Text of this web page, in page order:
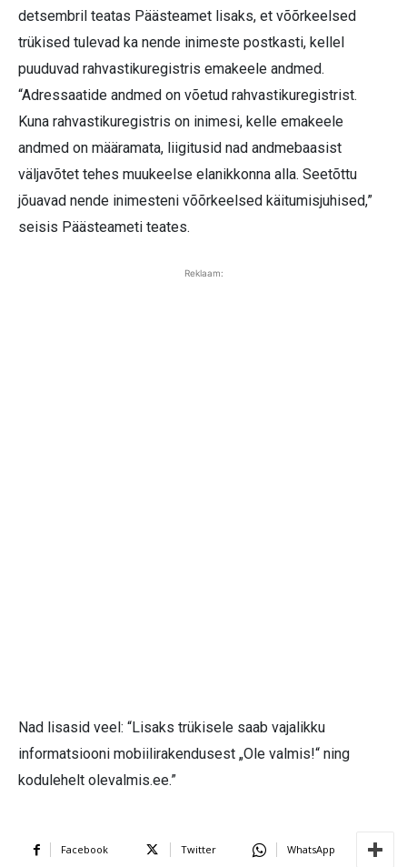
detsembril teatas Päästeamet lisaks, et võõrkeelsed
trükised tulevad ka nende inimeste postkasti, kellel
puuduvad rahvastikuregistris emakeele andmed.
“Adressaatide andmed on võetud rahvastikuregistrist.
Kuna rahvastikuregistris on inimesi, kelle emakeele
andmed on määramata, liigitusid nad andmebaasist
väljavõtet tehes muukeelse elanikkonna alla. Seetõttu
jõuavad nende inimesteni võõrkeelsed käitumisjuhised,”
seisis Päästeameti teates.
Reklaam:
Nad lisasid veel: “Lisaks trükisele saab vajalikku
informatsiooni mobiilirakendusest „Ole valmis!“ ning
kodulehelt olevalmis.ee.”
Facebook Twitter WhatsApp